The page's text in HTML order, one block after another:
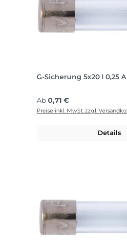
G-Sicherung 5x20 I 0,25
Regulärer Preis:
Ab 0,71 €
Preise inkl. MwSt. zzgl.
Details